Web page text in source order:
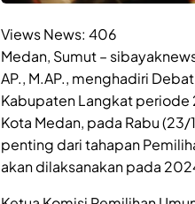
Views News: 406
Medan, Sumut –
AP., M.AP., menghadiri
Kabupaten Langkat
Kota Medan, pada Rabu
penting dari tahapan
akan dilaksanakan pada